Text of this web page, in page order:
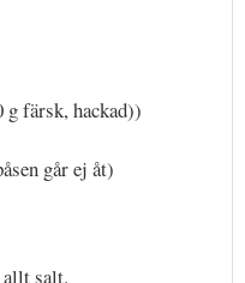
färsk, hackad))
går ej åt)
salt.